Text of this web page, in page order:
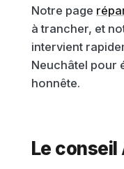
Notre page
à trancher, et
intervient
Neuchâtel pour
honnête.
Le